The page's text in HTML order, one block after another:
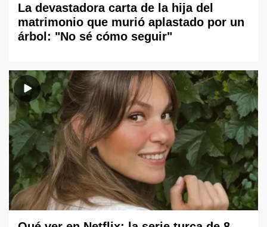
La devastadora carta de la hija del
matrimonio que murió aplastado por un
árbol: "No sé cómo seguir"